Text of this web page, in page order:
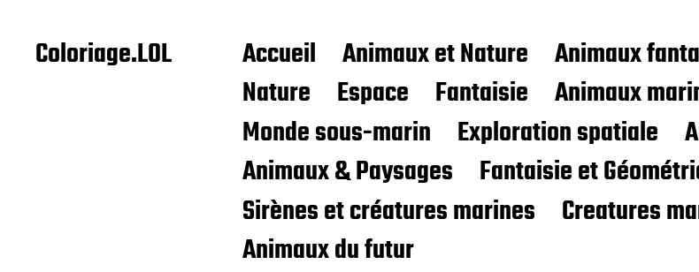
Coloriage.LOL Accueil Animaux et Nature Animaux
Nature
Espace Fantaisie Animaux
Monde sous-marin
Exploration spatiale
Animaux & Paysages
Fantaisie et
Sirènes et créatures marines
Creatures
Animaux du futur